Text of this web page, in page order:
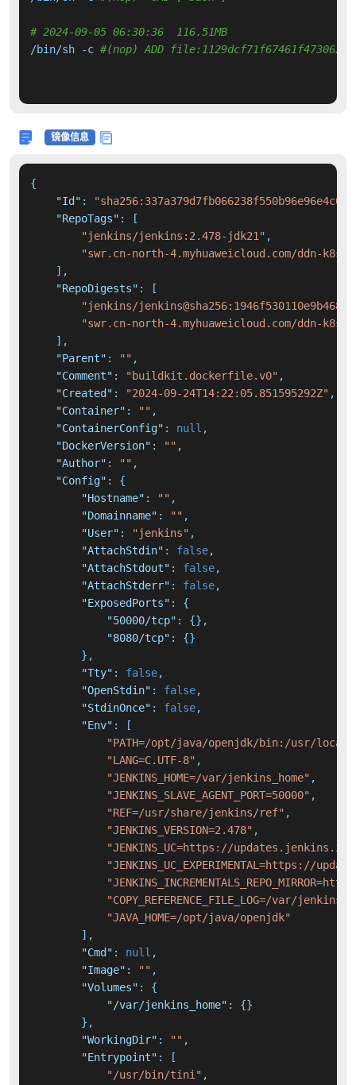
# 2024-09-05 06:30:36  116.51MB
/bin/sh -c #(nop) ADD
镜像信息
{
"Id" :
"RepoTags" :
[
"jenkins/jenkins:2.478-jdk21" ,
"swr.cn-north-4.myhuaweicloud.com/ddn-
] ,
"RepoDigests" :
[
"jenkins/
"swr.cn-north-4.myhuaweicloud.com/ddn-k8s/
] ,
"Parent" : "" ,
"Comment" : "buildkit.dockerfile.v0" ,
"Created" : "2024-09-24T14:22:05.851595292Z" ,
"Container" : "" ,
"ContainerConfig" : null ,
"DockerVersion" : "" ,
"Author" : "" ,
"Config" :
{
"Hostname" : "" ,
"Domainname" : "" ,
"User" : "jenkins" ,
"AttachStdin" : false,
"AttachStdout" : false,
"AttachStderr" : false,
"ExposedPorts" :
{
"50000/tcp" : {} ,
"8080/tcp" : {}
} ,
"Tty" : false,
"OpenStdin" : false,
"StdinOnce" : false,
"Env" :
[
"PATH=/opt/java/openjdk/bin:/usr/
"LANG=C.UTF-8" ,
"JENKINS_HOME=/var/jenkins_home" ,
"JENKINS_SLAVE_AGENT_PORT=50000" ,
"REF=/usr/share/jenkins/ref" ,
"JENKINS_VERSION=2.478" ,
"JENKINS_UC=https://updates.jenkins.io"
"JENKINS_UC_EXPERIMENTAL=https://
"COPY_REFERENCE_FILE_LOG=/var/
"JAVA_HOME=/opt/java/openjdk"
] ,
"Cmd" : null ,
"Image" : "" ,
"Volumes" :
{
"/var/jenkins_home" : {}
} ,
"WorkingDir" : "" ,
"Entrypoint" :
[
"/usr/bin/tini" ,